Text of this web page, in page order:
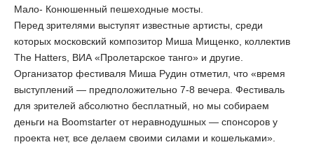
Мало- Конюшенный пешеходные мосты.
Перед зрителями выступят известные артисты, среди
которых московский композитор Миша Мищенко, коллектив
The Hatters, ВИА «Пролетарское танго» и другие.
Организатор фестиваля Миша Рудин отметил, что «время
выступлений — предположительно 7-8 вечера. Фестиваль
для зрителей абсолютно бесплатный, но мы собираем
деньги на Boomstarter от неравнодушных — спонсоров у
проекта нет, все делаем своими силами и кошельками».